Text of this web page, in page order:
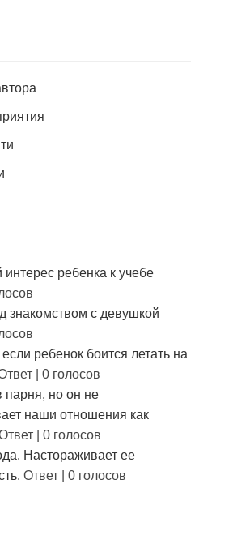
ребенка к учебе
знакомством с девушкой
ребенок боится летать на
0 голосов
парня, но он не
наши отношения как
0 голосов
Настораживает ее
Ответ 0 голосов